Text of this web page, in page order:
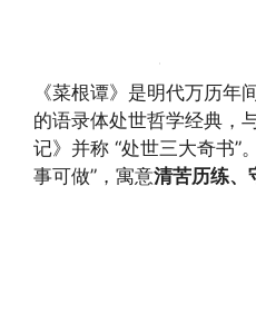
《菜根谭》是明代万历年
的语录体处世哲学经典，
记》并称 “处世三大奇书”
事可做”，寓意清苦历练、